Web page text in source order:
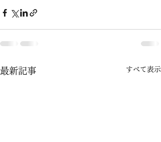
最新記事 すべて表示